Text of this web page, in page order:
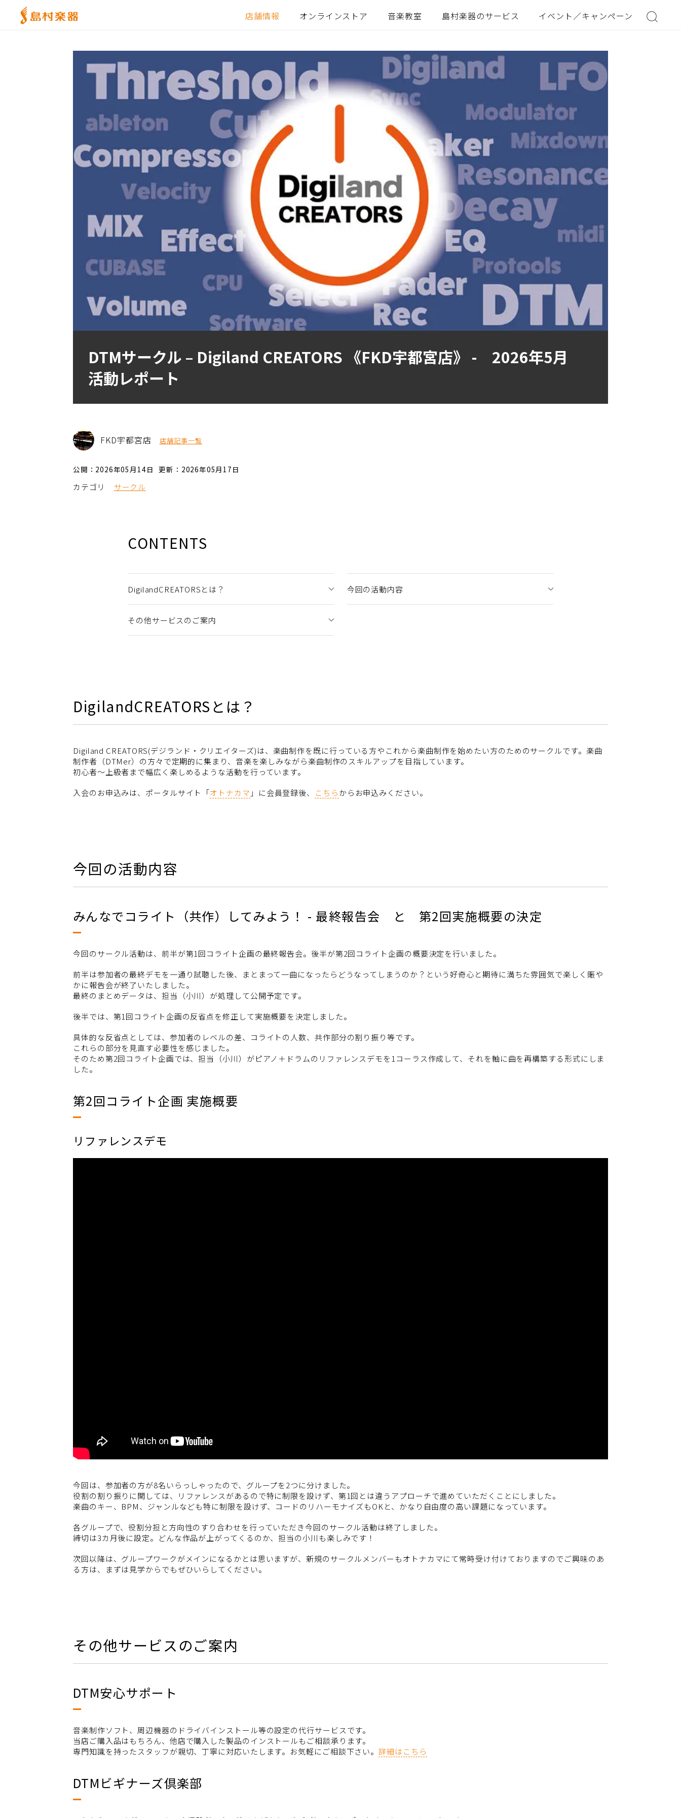
店舗情報 オンラインストア 音楽教室 島村楽器のサービス イベント／キャンペーン
DTMサークル – Digiland CREATORS 《FKD宇都宮店》 - 2026年5月
活動レポート
FKD宇都宮店 店舗記事一覧
公開：2026年05月14日 更新：2026年05月17日
カテゴリ サークル
CONTENTS
DigilandCREATORSとは？ 今回の活動内容
その他サービスのご案内
DigilandCREATORSとは？
Digiland CREATORS(デジランド・クリエイターズ)は、楽曲制作を既に行っている方やこれから楽曲制作を始めたい方のためのサークルです。楽曲
制作者（DTMer）の方々で定期的に集まり、音楽を楽しみながら楽曲制作のスキルアップを目指しています。
初心者～上級者まで幅広く楽しめるような活動を行っています。
入会のお申込みは、ポータルサイト「オトナカマ 」に会員登録後、 こちらからお申込みください。
今回の活動内容
みんなでコライト（共作）してみよう！ - 最終報告会 と 第2回実施概要の決定
今回のサークル活動は、前半が第1回コライト企画の最終報告会。後半が第2回コライト企画の概要決定を行いました。
前半は参加者の最終デモを一通り試聴した後、まとまって一曲になったらどうなってしまうのか？という好奇心と期待に満ちた雰囲気で楽しく賑や
かに報告会が終了いたしました。
最終のまとめデータは、担当（小川）が処理して公開予定です。
後半では、第1回コライト企画の反省点を修正して実施概要を決定しました。
具体的な反省点としては、参加者のレベルの差、コライトの人数、共作部分の割り振り等です。
これらの部分を見直す必要性を感じました。
そのため第2回コライト企画では、担当（小川）がピアノ＋ドラムのリファレンスデモを1コーラス作成して、それを軸に曲を再構築する形式にしま
した。
第2回コライト企画 実施概要
リファレンスデモ
今回は、参加者の方が8名いらっしゃったので、グループを2つに分けました。
役割の割り振りに関しては、リファレンスがあるので特に制限を設けず、第1回とは違うアプローチで進めていただくことにしました。
楽曲のキー、BPM、ジャンルなども特に制限を設けず、コードのリハーモナイズもOKと、かなり自由度の高い課題になっています。
各グループで、役割分担と方向性のすり合わせを行っていただき今回のサークル活動は終了しました。
締切は3カ月後に設定。どんな作品が上がってくるのか、担当の小川も楽しみです！
次回以降は、グループワークがメインになるかとは思いますが、新規のサークルメンバーもオトナカマにて常時受け付けておりますのでご興味のあ
る方は、まずは見学からでもぜひいらしてください。
その他サービスのご案内
DTM安心サポート
音楽制作ソフト、周辺機器のドライバインストール等の設定の代行サービスです。
当店ご購入品はもちろん、他店で購入した製品のインストールもご相談承ります。
専門知識を持ったスタッフが親切、丁寧に対応いたします。お気軽にご相談下さい。詳細はこちら
DTMビギナーズ倶楽部